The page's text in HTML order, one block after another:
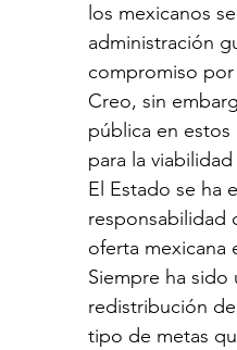
los mexicanos
administración
compromiso por
Creo, sin
pública en
para la
El Estado se ha
responsabilidad
oferta mexicana
Siempre ha
redistribución
tipo de metas